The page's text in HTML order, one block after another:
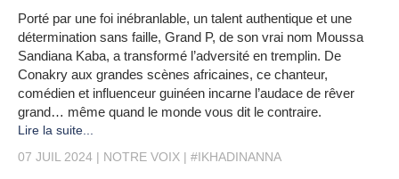
Porté par une foi inébranlable, un talent authentique et une
détermination sans faille, Grand P, de son vrai nom Moussa
Sandiana Kaba, a transformé l’adversité en tremplin. De
Conakry aux grandes scènes africaines, ce chanteur,
comédien et influenceur guinéen incarne l’audace de rêver
grand… même quand le monde vous dit le contraire.
Lire la suite...
07 JUIL 2024
NOTRE VOIX #IKHADINANNA